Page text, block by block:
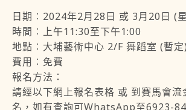
日期︰2024年2月28日 或 3月20日 (
時間︰上午11:30至下午1:00
地點︰大埔藝術中心 2/F 舞蹈室 (暫定)
費用︰免費
報名方法：
請經以下網上報名表格 或 到賽馬會流
名，如有查詢可WhatsApp至6923-